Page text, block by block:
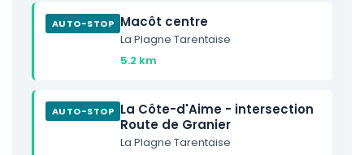
AUTO-STOP Macôt centre
La Plagne Tarentaise
5.2 km
AUTO-STOP La Côte-d'Aime - intersection
Route de Granier
La Plagne Tarentaise